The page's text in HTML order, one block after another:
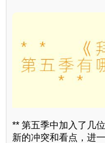
** 第五季中加入了几
新的冲突和看点，进